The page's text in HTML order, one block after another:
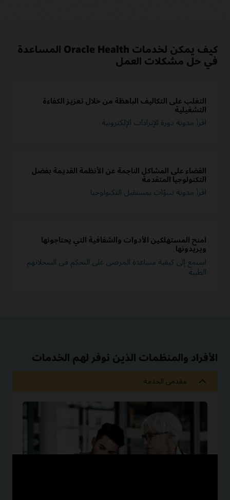
كيف يمكن لخدمات Oracle Health المساعدة
في حل مشكلات العمل
التغلب على التكاليف الباهظة من خلال تعزيز الكفاءة
التشغيلية
اقرأ مدونة دورة الإيرادات الإلكترونية
القضاء على المشاكل الناجمة عن الأنظمة القديمة بفضل
التكنولوجيا المتقدمة
اقرأ مدونة تنبؤات بمستقبل التكنولوجيا
امنح المستهلكين الأدوات والشفافية التي يحتاجونها
ويريدونها
استمع إلى كيفية مساعدة المرضى على التحكم في السجلاتهم
الطبية
الأفراد والمنظمات الذين نوفر لهم الخدمات
مقدمي الخدمة